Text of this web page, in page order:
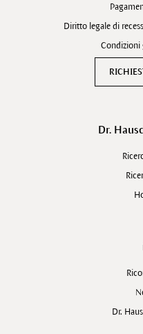
Diritto legale di
Condizioni
Dr.
Dr.